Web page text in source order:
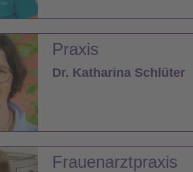
Praxis
Dr. Katharina Schlüter
Frauenarztpraxis